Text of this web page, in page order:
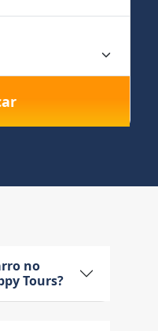
no
Tours?